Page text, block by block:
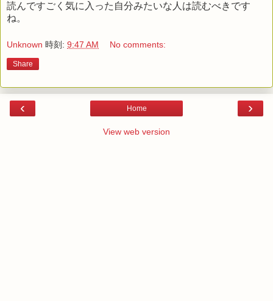
読んですごく気に入った自分みたいな人は読むべきです
ね。
Unknown 時刻: 9:47 AM No comments:
Share
‹ ›
Home
View web version